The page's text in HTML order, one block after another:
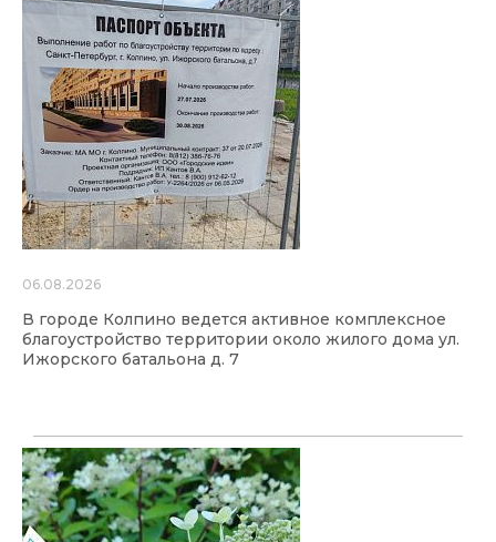
06.08.2026
В городе Колпино ведется активное комплексное
благоустройство территории около жилого дома ул.
Ижорского батальона д. 7